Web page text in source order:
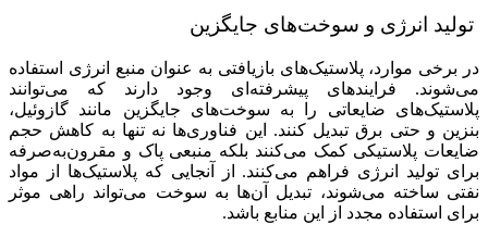
تولید انرژی و سوخت‌های جایگزین
در برخی موارد، پلاستیک‌های بازیافتی به عنوان منبع انرژی استفاده
می‌شوند. فرایندهای پیشرفته‌ای وجود دارند که می‌توانند
پلاستیک‌های ضایعاتی را به سوخت‌های جایگزین مانند گازوئیل،
بنزین و حتی برق تبدیل کنند. این فناوری‌ها نه تنها به کاهش حجم
ضایعات پلاستیکی کمک می‌کنند بلکه منبعی پاک و مقرون‌به‌صرفه
برای تولید انرژی فراهم می‌کنند. از آنجایی که پلاستیک‌ها از مواد
نفتی ساخته می‌شوند، تبدیل آن‌ها به سوخت می‌تواند راهی موثر
برای استفاده مجدد از این منابع باشد.